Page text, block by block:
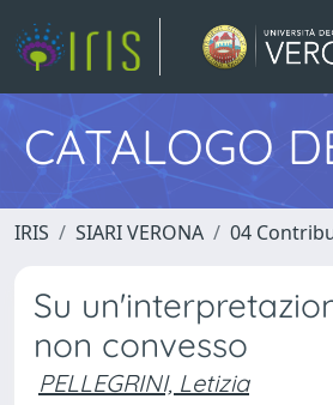
CATALOGO
IRIS SIARI VERONA 04
Su
non convesso
PELLEGRINI, Letizia